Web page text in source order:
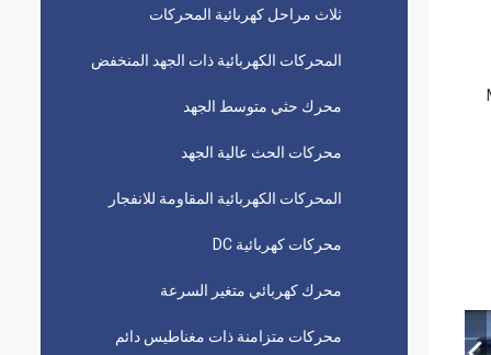
ثلاث مراحل كهربائية المحركات
المحركات الكهربائية ذات الجهد المنخفض
محرك حثي متوسط ​​الجهد
محركات الحث عالية الجهد
المحركات الكهربائية المقاومة للانفجار
محركات كهربائية DC
محرك كهربائي متغير السرعة
محركات متزامنة ذات مغناطيس دائم